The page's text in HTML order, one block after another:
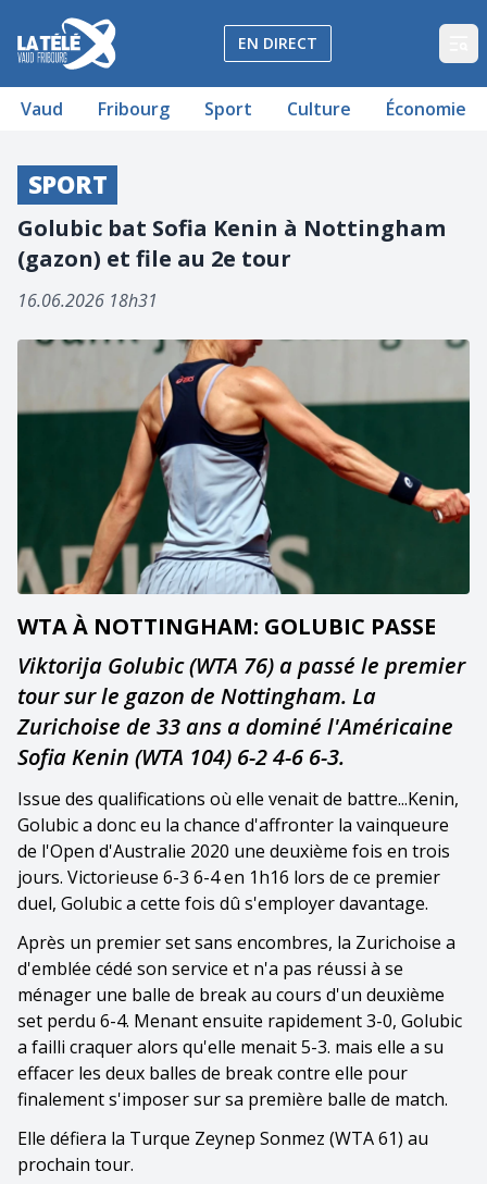
La Télé - Télévision régionale Vaud et Fribourg
EN DIRECT
Vaud Fribourg Sport Culture Économie
SPORT
Golubic bat Sofia Kenin à Nottingham
(gazon) et file au 2e tour
16.06.2026 18h31
WTA À NOTTINGHAM: GOLUBIC PASSE
Viktorija Golubic (WTA 76) a passé le premier
tour sur le gazon de Nottingham. La
Zurichoise de 33 ans a dominé l'Américaine
Sofia Kenin (WTA 104) 6-2 4-6 6-3.
Issue des qualifications où elle venait de battre...Kenin,
Golubic a donc eu la chance d'affronter la vainqueure
de l'Open d'Australie 2020 une deuxième fois en trois
jours. Victorieuse 6-3 6-4 en 1h16 lors de ce premier
duel, Golubic a cette fois dû s'employer davantage.
Après un premier set sans encombres, la Zurichoise a
d'emblée cédé son service et n'a pas réussi à se
ménager une balle de break au cours d'un deuxième
set perdu 6-4. Menant ensuite rapidement 3-0, Golubic
a failli craquer alors qu'elle menait 5-3. mais elle a su
effacer les deux balles de break contre elle pour
finalement s'imposer sur sa première balle de match.
Elle défiera la Turque Zeynep Sonmez (WTA 61) au
prochain tour.